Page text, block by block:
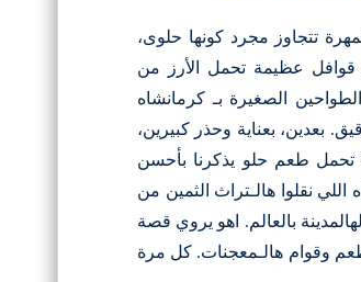
تتجاوز مجرد كونها حلوى،
عظيمة تحمل الأرز من
الصغيرة بـ كرمانشاه
بعدين، بعناية وحذر كبيرين،
تحمل طعم حلو يذكرنا بأحسن
نقلوا هالـتراث الثمين من
بالعالم. اهو يروي قصة
وقوام هالـمعجنات. كل مرة